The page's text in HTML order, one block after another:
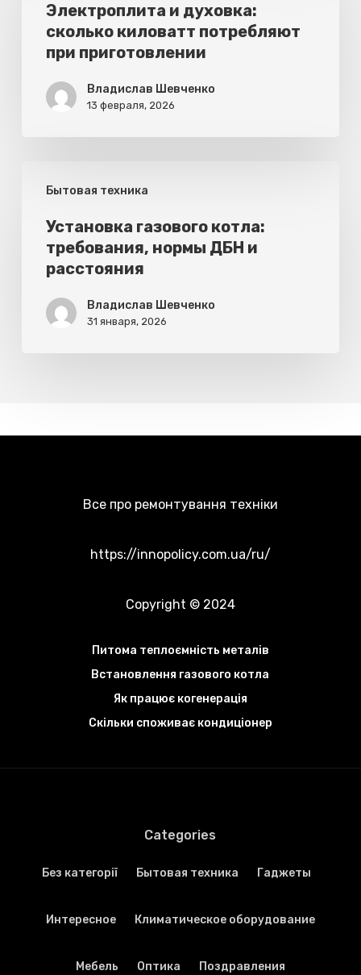
духовка:
сколько
киловатт
потребляют
приготовлении
Электроплита и духовка:
сколько киловатт потребляют
при приготовлении
Владислав Шевченко
13 февраля, 2026
Бытовая техника
газового
котла:
требования,
нормы
расстояния
Установка газового котла:
требования, нормы ДБН и
расстояния
Владислав Шевченко
31 января, 2026
Все про ремонтування техніки
https://innopolicy.com.ua/ru/
Copyright © 2024
Питома теплоємність металів
Встановлення газового котла
Як працює когенерація
Скільки споживає кондиціонер
Categories
Без категорії Бытовая техника Гаджеты
Интересное Климатическое оборудование
Мебель Оптика Поздравления